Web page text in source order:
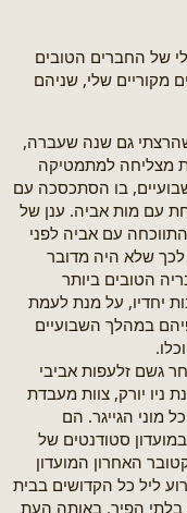
של החברים הטובים
מקוריים שלי, שניהם
גם שנה שעברה,
מצליחה למתמטיקה
בו הסתכסכה עם
עם מות אביה. ענן של
עם אביה לפני
לכך שלא היה מדובר
הטובים ביותר
יחדיו, על מנת לעמת
במהלך השבועיים
גשם זלעפות אביבי
ניו יורק, צוות מעבדת
מוני הגייגר. הם
סטודנטים של
האחרון המועדון
ליל כל הקדושים בבית
בלתי הפיך. באותה העת